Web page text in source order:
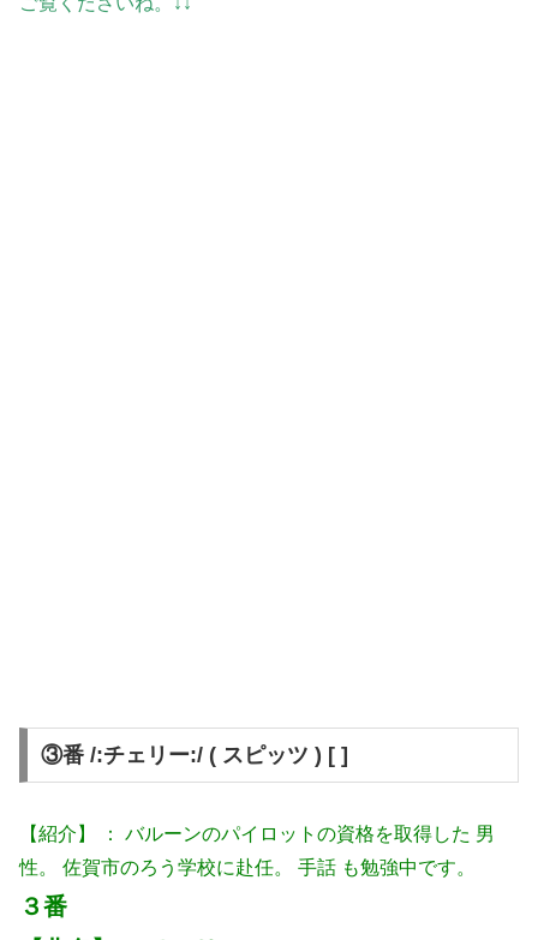
③番 /:チェリー:/ ( スピッツ ) [ ]
【紹介】 ： バルーンのパイロットの資格を取得した 男
性。 佐賀市のろう学校に赴任。 手話 も勉強中です。
３番